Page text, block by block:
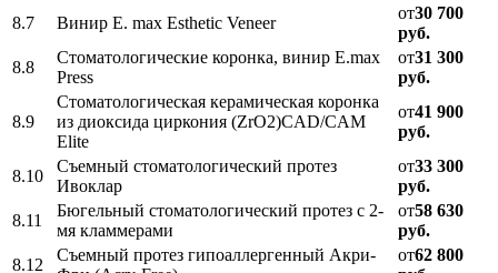
8.7
Винир E. max Esthetic Veneer
от30 700
руб.
8.8
Стоматологические коронка, винир E.max
Press
от31 300
руб.
8.9
Стоматологическая керамическая коронка
из диоксида циркония (ZrO2)CAD/CAM
Elite
от41 900
руб.
8.10
Съемный стоматологический протез
Ивоклар
от33 300
руб.
8.11
Бюгельный стоматологический протез с 2-
мя кламмерами
от58 630
руб.
8.12
Съемный протез гипоаллергенный Акри-
от62 800